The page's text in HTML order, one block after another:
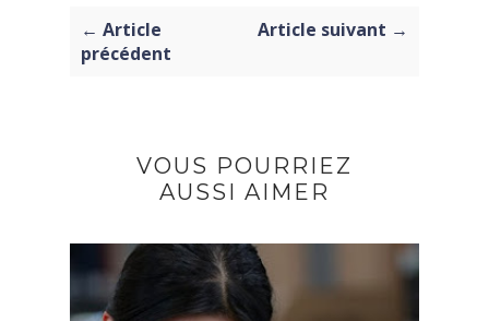
← Article
précédent
Article suivant →
VOUS POURRIEZ
AUSSI AIMER